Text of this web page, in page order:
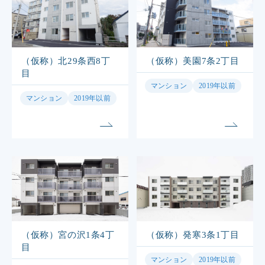
（仮称）北29条西8丁
目
マンション 2019年以前
（仮称）美園7条2丁目
マンション 2019年以前
（仮称）宮の沢1条4丁
目
（仮称）発寒3条1丁目
マンション 2019年以前